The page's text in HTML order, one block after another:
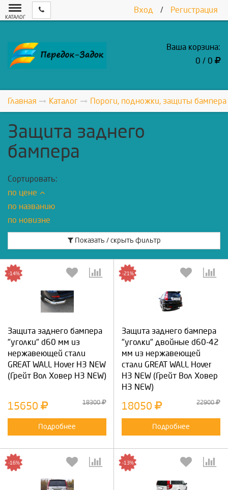
Вход / Регистрация
КАТАЛОГ
Ваша корзина:
0 / 0
Главная Каталог Пороги, подножки, защиты
Защита заднего
бампера
Сортировать:
по цене
по названию
по новизне
Показать / скрыть фильтр
Защита заднего бампера
"уголки" d60 мм из
нержавеющей стали
GREAT WALL Hover H3 NEW
(Грейт Вол Ховер Н3 NEW)
-14%
15650 18300
Подробнее
Защита заднего бампера
"уголки" двойные d60-42
мм из нержавеющей
стали GREAT WALL Hover
H3 NEW (Грейт Вол Ховер
Н3 NEW)
-21%
18050 22900
Подробнее
-16% -13%